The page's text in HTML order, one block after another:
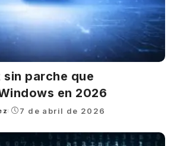
parche que
en 2026
7 de abril de 2026